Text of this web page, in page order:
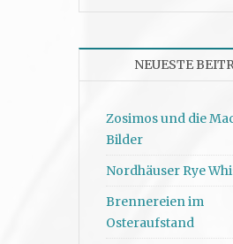
NEUESTE
Zosimos und die
Bilder
Nordhäuser Rye
Brennereien im
Osteraufstand